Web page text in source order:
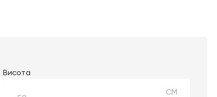
Висота
СМ